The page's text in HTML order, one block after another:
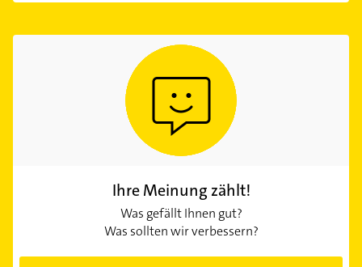
Ihre Meinung zählt!
Was gefällt Ihnen gut?
Was sollten wir verbessern?